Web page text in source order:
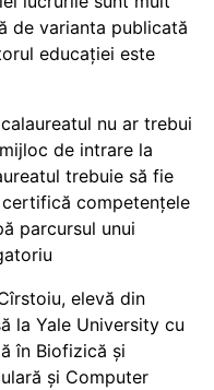
de varianta publicată
educației este
nu ar trebui
de intrare la
trebuie să fie
competențele
parcursul unui
elevă din
la Yale University cu
în Biofizică și
și Computer